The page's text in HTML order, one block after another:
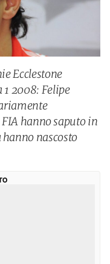
Ecclestone
2008: Felipe
hanno saputo in
nascosto